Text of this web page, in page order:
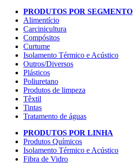
PRODUTOS POR SEGMENTO
Alimentício
Carcinicultura
Compósitos
Curtume
Isolamento Térmico e Acústico
Outros/Diversos
Plásticos
Poliuretano
Produtos de limpeza
Têxtil
Tintas
Tratamento de águas
PRODUTOS POR LINHA
Produtos Químicos
Isolamento Térmico e Acústico
Fibra de Vidro